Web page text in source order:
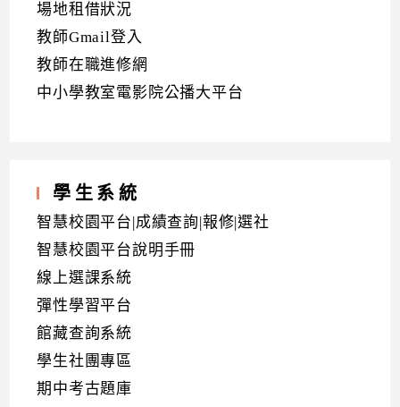
場地租借狀況
教師Gmail登入
教師在職進修網
中小學教室電影院公播大平台
學生系統
智慧校園平台|成績查詢|報修|選社
智慧校園平台說明手冊
線上選課系統
彈性學習平台
館藏查詢系統
學生社團專區
期中考古題庫